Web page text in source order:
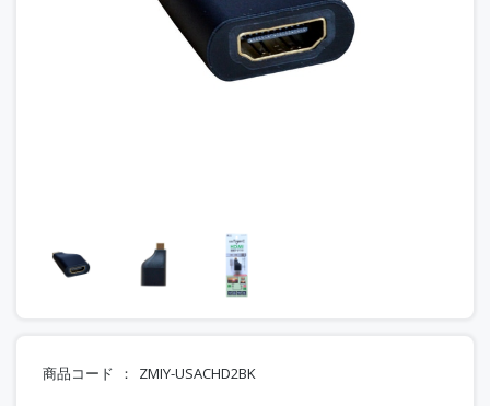
商品コード ZMIY-USACHD2BK